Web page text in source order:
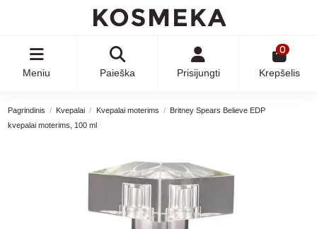
Meniu Paieška Prisijungti
0
Krepšelis
Pagrindinis Kvepalai Kvepalai moterims
Britney Spears Believe EDP
kvepalai moterims, 100 ml